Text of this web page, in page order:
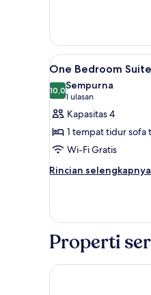
Kamar,
kamar
tidur
Lihat
semua
foto
untuk
One
Bedroom
Suite
King
7
One Bedroom
10,010,0 dari 10
Sempurna
1 ulasan
(1
ulasan)
Kapasitas 4
1 tempat tidur sofa
Wi-Fi Gratis
Rincian selengkapnya
Rincian
One
Suite
With
Properti
Sheraton Vistana